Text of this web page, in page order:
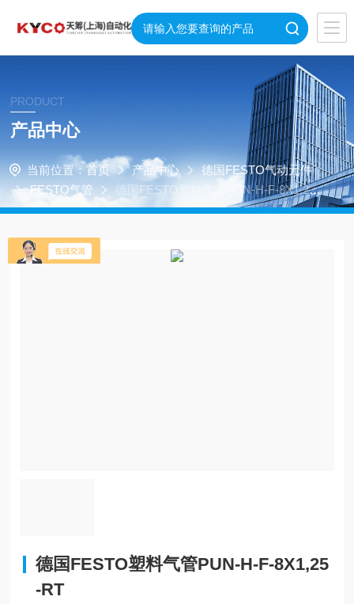
PRODUCT
产品中心
当前位置： 首页 产品中心
德国FESTO气动元件
FESTO气管
德国FESTO塑料气管PUN-H-F-8X1,25-
RT
德国FESTO塑料气管PUN-H-F-8X1,25
-RT